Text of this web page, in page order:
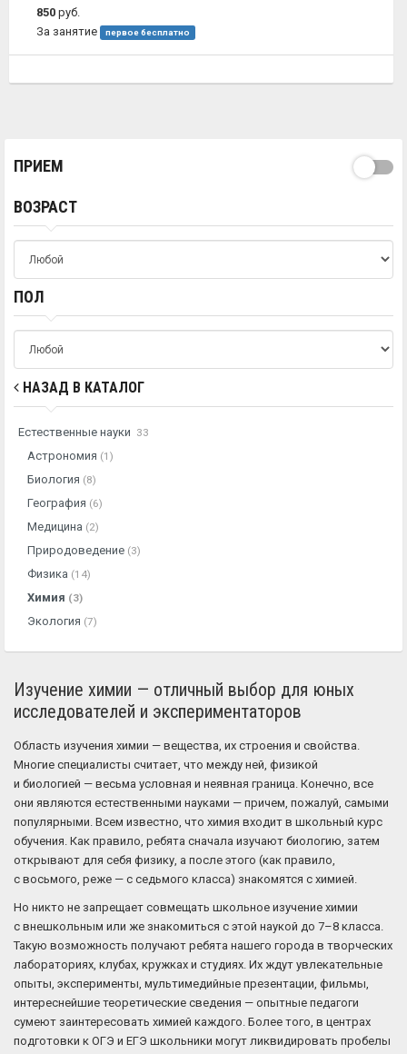
850 руб.
За занятие
первое бесплатно
ПРИЕМ
ВОЗРАСТ
ПОЛ
НАЗАД В КАТАЛОГ
Естественные науки 33
Астрономия (1)
Биология (8)
География (6)
Медицина (2)
Природоведение (3)
Физика (14)
Химия (3)
Экология (7)
Изучение химии — отличный выбор для юных
исследователей и экспериментаторов
Область изучения химии — вещества, их строения и свойства.
Многие специалисты считает, что между ней, физикой
и биологией — весьма условная и неявная граница. Конечно, все
они являются естественными науками — причем, пожалуй, самыми
популярными. Всем известно, что химия входит в школьный курс
обучения. Как правило, ребята сначала изучают биологию, затем
открывают для себя физику, а после этого (как правило,
с восьмого, реже — с седьмого класса) знакомятся с химией.
Но никто не запрещает совмещать школьное изучение химии
с внешкольным или же знакомиться с этой наукой до 7–8 класса.
Такую возможность получают ребята нашего города в творческих
лабораториях, клубах, кружках и студиях. Их ждут увлекательные
опыты, эксперименты, мультимедийные презентации, фильмы,
интереснейшие теоретические сведения — опытные педагоги
сумеют заинтересовать химией каждого. Более того, в центрах
подготовки к ОГЭ и ЕГЭ школьники могут ликвидировать пробелы